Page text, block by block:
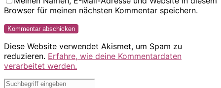
Browser für meinen nächsten Kommentar speichern.
Diese Website verwendet Akismet, um Spam zu
reduzieren. Erfahre, wie deine Kommentardaten
verarbeitet werden.